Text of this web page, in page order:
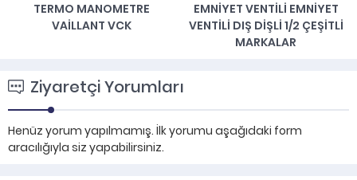
TERMO MANOMETRE
VAILLANT VCK
EMNIYET VENTILI EMNIYET
VENTILI DIŞ DIŞLI 1/2 ÇEŞITLI
MARKALAR
Ziyaretçi Yorumları
Henüz yorum yapılmamış. İlk yorumu aşağıdaki form
aracılığıyla siz yapabilirsiniz.